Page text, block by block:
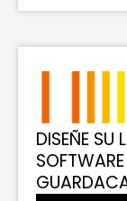
DISEÑE SU